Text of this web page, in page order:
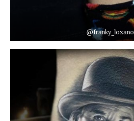
@franky_lozano